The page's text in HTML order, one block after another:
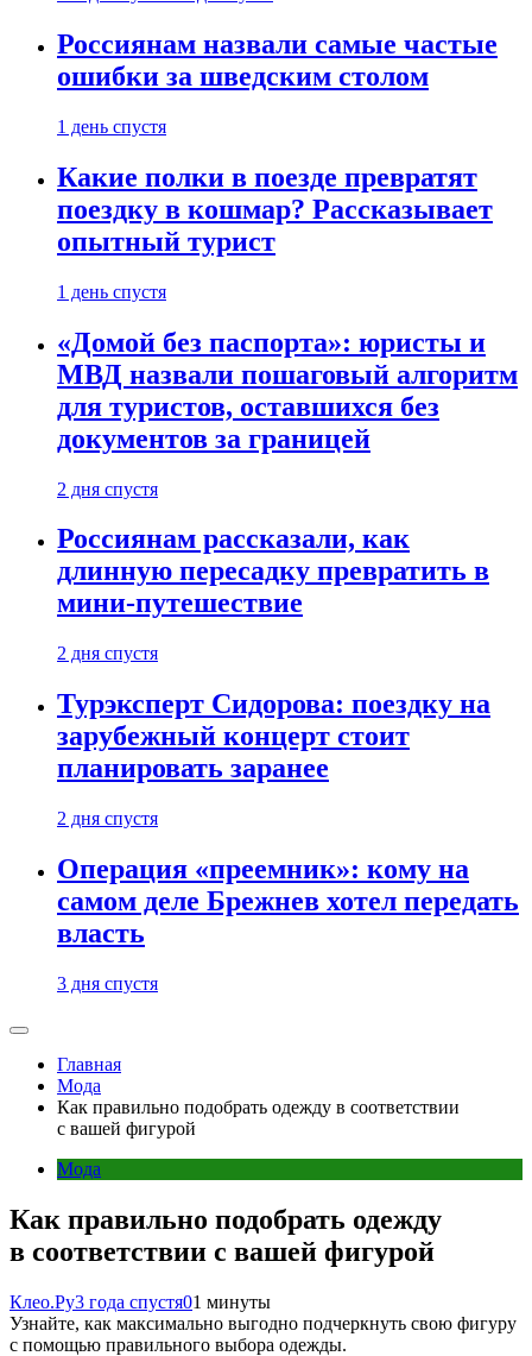
Россиянам назвали самые частые
ошибки за шведским столом
1 день спустя
Какие полки в поезде превратят
поездку в кошмар? Рассказывает
опытный турист
1 день спустя
«Домой без паспорта»: юристы и
МВД назвали пошаговый алгоритм
для туристов, оставшихся без
документов за границей
2 дня спустя
Россиянам рассказали, как
длинную пересадку превратить в
мини-путешествие
2 дня спустя
Турэксперт Сидорова: поездку на
зарубежный концерт стоит
планировать заранее
2 дня спустя
Операция «преемник»: кому на
самом деле Брежнев хотел передать
власть
3 дня спустя
Главная
Мода
Как правильно подобрать одежду в соответствии
с вашей фигурой
Мода
Как правильно подобрать одежду
в соответствии с вашей фигурой
Клео.Ру3 года спустя01 минуты
Узнайте, как максимально выгодно подчеркнуть свою фигуру
с помощью правильного выбора одежды.